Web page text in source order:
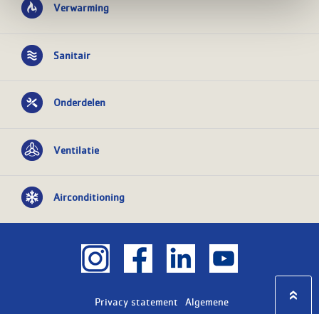
Verwarming
Sanitair
Onderdelen
Ventilatie
Airconditioning
Privacy statement
Algemene